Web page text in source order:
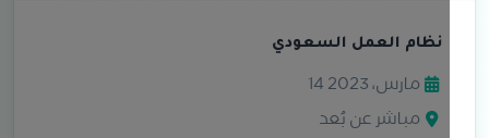
نظام العمل السعودي
14 مارس، 2023
مباشر عن بُعد